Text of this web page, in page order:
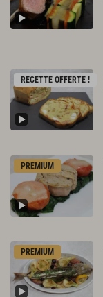
RECETTE OFFERTE !
PREMIUM
PREMIUM